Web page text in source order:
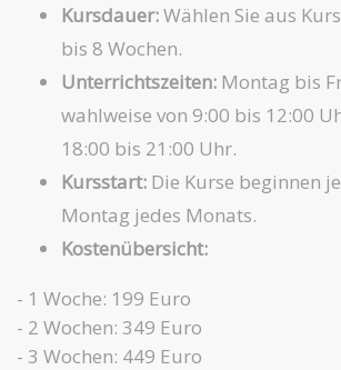
Kursdauer:Wählen Sie aus
bis 8 Wochen.
Unterrichtszeiten:Montag bis
wahlweise von 9:00 bis 12:00
18:00 bis 21:00 Uhr.
Kursstart:Die Kurse beginnen
Montag jedes Monats.
Kostenübersicht:
- 1 Woche: 199 Euro
- 2 Wochen: 349 Euro
- 3 Wochen: 449 Euro